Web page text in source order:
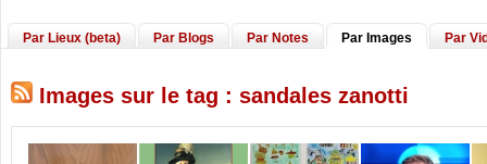
Par Lieux (beta) Par Blogs Par Notes Par Images Par
Images sur le tag : sandales zanotti